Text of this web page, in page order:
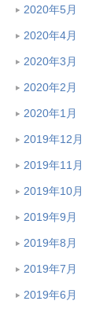
2020年5月
2020年4月
2020年3月
2020年2月
2020年1月
2019年12月
2019年11月
2019年10月
2019年9月
2019年8月
2019年7月
2019年6月